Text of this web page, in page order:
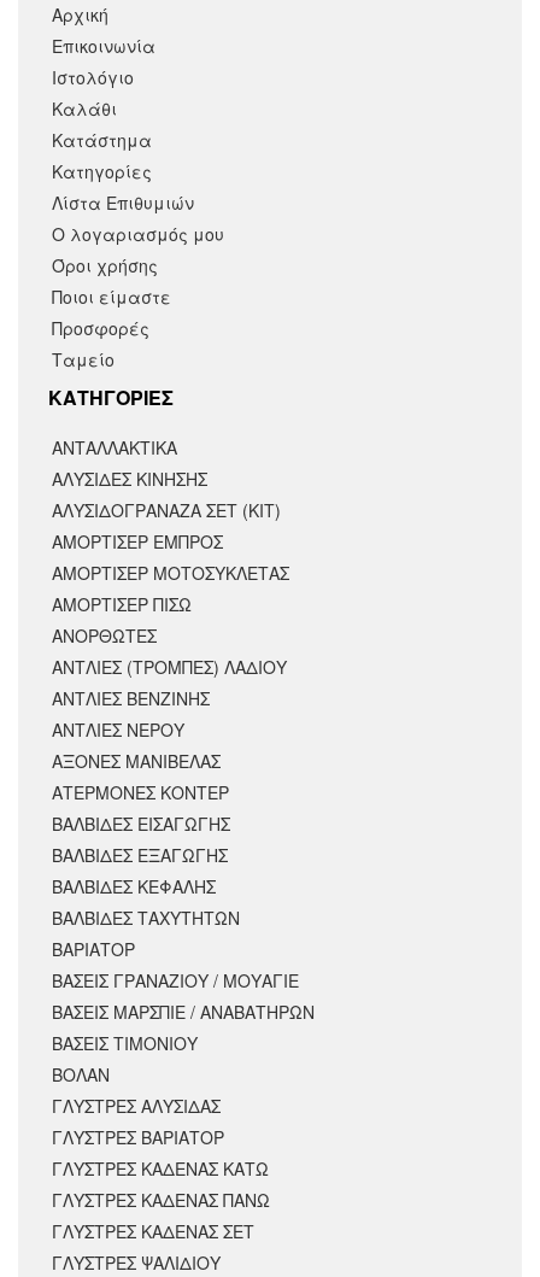
Αρχική
Επικοινωνία
Ιστολόγιο
Καλάθι
Κατάστημα
Κατηγορίες
Λίστα Επιθυμιών
Ο λογαριασμός μου
Όροι χρήσης
Ποιοι είμαστε
Προσφορές
Ταμείο
KΑΤΗΓΟΡΙΕΣ
ΑΝΤΑΛΛΑΚΤΙΚΆ
ΑΛΥΣΙΔΕΣ ΚΙΝΗΣΗΣ
ΑΛΥΣΙΔΟΓΡΑΝΑΖΑ ΣΕΤ (ΚΙΤ)
ΑΜΟΡΤΙΣΕΡ ΕΜΠΡΟΣ
ΑΜΟΡΤΙΣΈΡ ΜΟΤΟΣΥΚΛΈΤΑΣ
ΑΜΟΡΤΙΣΕΡ ΠΙΣΩ
ΑΝΟΡΘΩΤΕΣ
ΑΝΤΛΙΕΣ (ΤΡΟΜΠΕΣ) ΛΑΔΙΟΥ
ΑΝΤΛΙΕΣ ΒΕΝΖΙΝΗΣ
ΑΝΤΛΙΕΣ ΝΕΡΟΥ
ΑΞΟΝΕΣ ΜΑΝΙΒΕΛΑΣ
ΑΤΕΡΜΟΝΕΣ ΚΟΝΤΕΡ
ΒΑΛΒΙΔΕΣ ΕΙΣΑΓΩΓΗΣ
ΒΑΛΒΙΔΕΣ ΕΞΑΓΩΓΗΣ
ΒΑΛΒΙΔΕΣ ΚΕΦΑΛΗΣ
ΒΑΛΒΙΔΕΣ ΤΑΧΥΤΗΤΩΝ
ΒΑΡΙΑΤΟΡ
ΒΑΣΕΙΣ ΓΡΑΝΑΖΙΟΥ / ΜΟΥΑΓΙΕ
ΒΑΣΕΙΣ ΜΑΡΣΠΙΕ / ΑΝΑΒΑΤΗΡΩΝ
ΒΑΣΕΙΣ ΤΙΜΟΝΙΟΥ
ΒΟΛΑΝ
ΓΛΥΣΤΡΕΣ ΑΛΥΣΙΔΑΣ
ΓΛΥΣΤΡΕΣ ΒΑΡΙΑΤΟΡ
ΓΛΥΣΤΡΕΣ ΚΑΔΕΝΑΣ ΚΑΤΩ
ΓΛΥΣΤΡΕΣ ΚΑΔΕΝΑΣ ΠΑΝΩ
ΓΛΥΣΤΡΕΣ ΚΑΔΕΝΑΣ ΣΕΤ
ΓΛΥΣΤΡΕΣ ΨΑΛΙΔΙΟΥ